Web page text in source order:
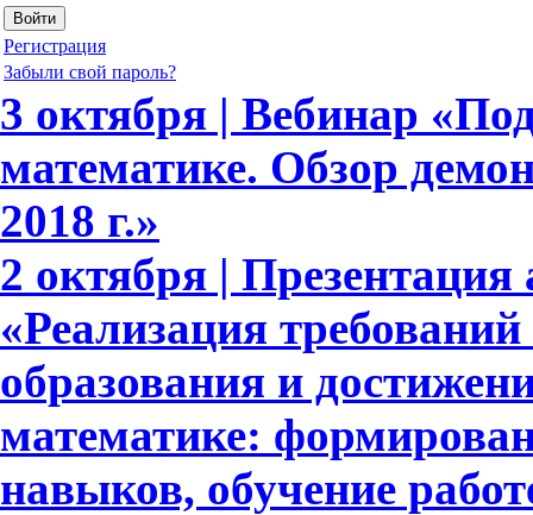
Регистрация
Забыли свой пароль?
3 октября | Вебинар
математике. Обзор
2018 г.»
2 октября | Презентация
«Реализация
образования и
математике:
навыков, обучение